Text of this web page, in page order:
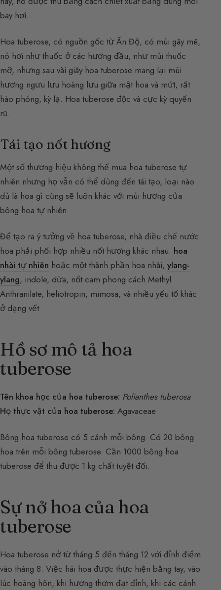
bay hơi.
Hoa tuberose, có nguồn gốc từ Ấn Độ, có mùi gây mê,
nó hơi như thuốc ở các hương đầu, như mùi thuốc
mỡ, nhưng sau vài giây hoa tuberose mang lại mùi
hương ngưu lưu hoàng lưu giữa mật hoa và mứt, rất
hào phóng, kỳ lạ. Hoa tuberose độc và cực kỳ quyến
rũ.
Tái tạo nốt hương
Một số thương hiệu không thể mua hoa tuberose tự
nhiên nhưng họ vẫn có thể dùng đến tái tạo, loại nào
dù là hoa gì cũng sẽ luôn khác với mùi hương của
bông hoa tự nhiên.
Để tạo ra ý tưởng về hoa tuberose, nhà điều chế nước
hoa phải phối hợp nhiều nốt hương khác nhau: hoa
nhài tự nhiên hoặc một thành phần hoa nhài, ylang-
ylang, indole, dừa, nốt cam phong cách Methyl
Anthranilate, heliotropin, mimosa, và nhiều yếu tố khác
ở dạng vết.
Hồ sơ mô tả hoa
tuberose
Tên khoa học của hoa tuberose: Polianthes tuberosa
Họ thực vật của hoa tuberose: Agavaceae
Bông hoa tuberose có 5 cánh mỗi bông. Có 20 bông
hoa trên mỗi bông tuberose. Cần 1000 bông hoa
tuberose để thu được 1 kg chất tuyệt đối.
Sự nở hoa của hoa
tuberose
Hoa tuberose nở từ tháng 5 đến tháng 12 với đỉnh điểm
vào tháng 8. Việc hái hoa được thực hiện bằng tay, vào
lúc hoàng hôn, khi hương thơm đạt đỉnh, khi các cánh